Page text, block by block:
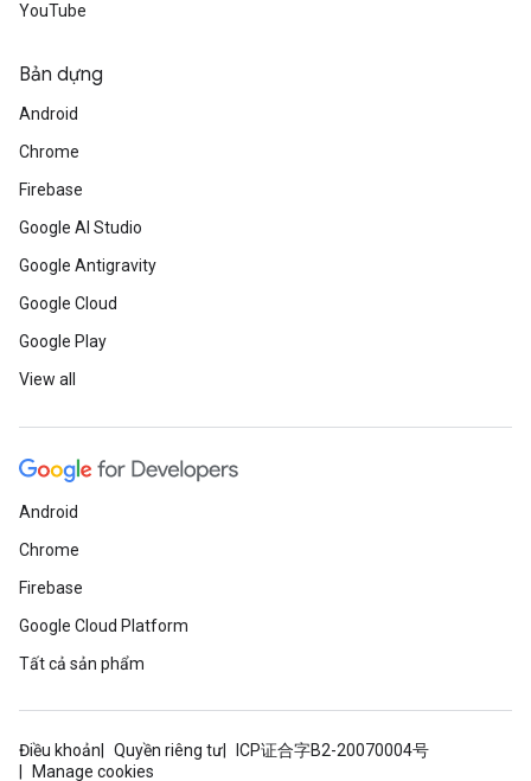
YouTube
Bản dựng
Android
Chrome
Firebase
Google AI Studio
Google Antigravity
Google Cloud
Google Play
View all
Android
Chrome
Firebase
Google Cloud Platform
Tất cả sản phẩm
Điều khoản Quyền riêng tư
ICP证合字B2-20070004号
Manage cookies